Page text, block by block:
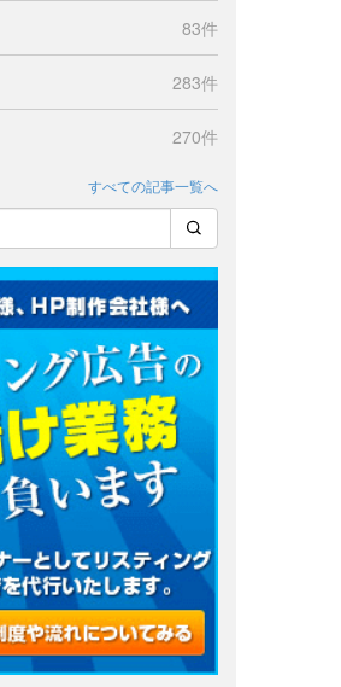
83件
283件
270件
すべての記事一覧へ